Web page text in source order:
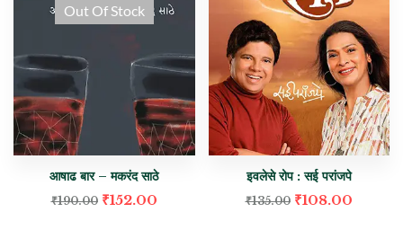
Out Of Stock
आषाढ बार – मकरंद साठे
₹190.00 ₹152.00
इवलेसे रोप : सई परांजपे
₹135.00 ₹108.00